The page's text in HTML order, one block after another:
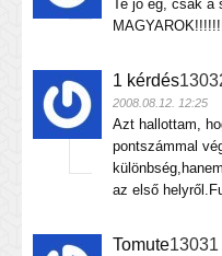
Te jó ég, csak
1 kérdés
2008.08.12. 12:25
Azt hallottam,
pontszámmal
az első
Tomute13031